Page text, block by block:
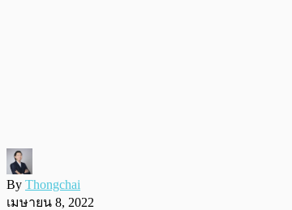
By Thongchai
เมษายน 8, 2022